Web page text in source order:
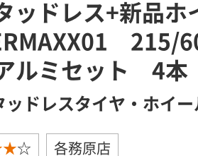
ッドレス+新品
215/
ルミセット 4本
ッドレスタイヤ・ホイ
☆ 各務原店